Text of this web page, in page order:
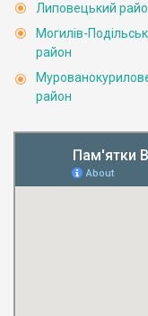
Липовецький
Могилів-
район
район